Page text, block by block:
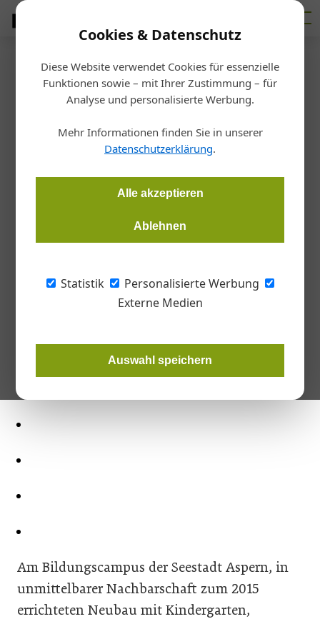
Cookies & Datenschutz
Diese Website verwendet Cookies für essenzielle
Funktionen sowie – mit Ihrer Zustimmung – für
Analyse und personalisierte Werbung.
Mehr Informationen finden Sie in unserer
Datenschutzerklärung.
Alle akzeptieren
Ablehnen
Statistik
Personalisierte Werbung
Externe Medien
Auswahl speichern
Startseite /Bauen
Zwei Schulen unter einem
Dach
Dem Büro fasch&fuchs.ZT-gmbh gelang es, mit dem Neubau
der Bundesschule Seestadt Aspern in Wien zwei Schulen
höhere Schule (AHS) und eine 13-klassige berufsbildende
Schule für rund 1.100 Schüler finden in einem sehr kompakten
und doch großzügig wirkenden Baukörper Platz.
Am Bildungscampus der Seestadt Aspern, in
unmittelbarer Nachbarschaft zum 2015
errichteten Neubau mit Kindergarten,